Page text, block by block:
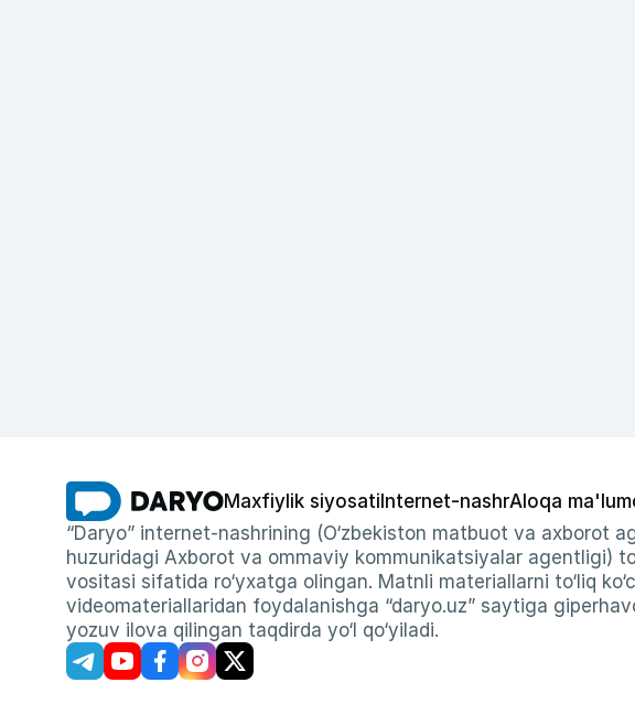
Maxfiylik siyosati Internet-nashrAloqa
“Daryo” internet-nashrining (O‘zbekiston matbuot va axborot
huzuridagi Axborot va ommaviy kommunikatsiyalar agentligi)
vositasi sifatida ro‘yxatga olingan. Matnli materiallarni to‘liq
videomateriallaridan foydalanishga “daryo.uz” saytiga
yozuv ilova qilingan taqdirda yo‘l qo‘yiladi.